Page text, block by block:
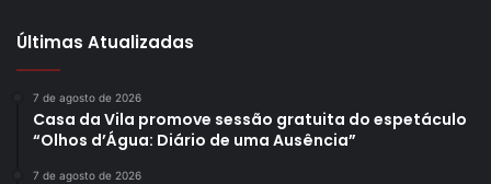
Últimas Atualizadas
7 de agosto de 2026
Casa da Vila promove sessão gratuita do espetáculo
“Olhos d’Água: Diário de uma Ausência”
7 de agosto de 2026